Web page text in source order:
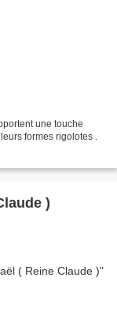
une touche
formes rigolotes .
)